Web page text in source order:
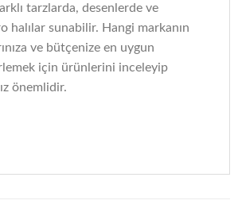
tarzlarda, desenlerde ve
halılar sunabilir. Hangi markanın
ve bütçenize en uygun
için ürünlerini inceleyip
önemlidir.